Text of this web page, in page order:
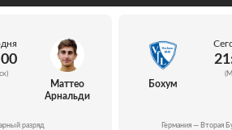
Маттео
Арнальди
разряд
Бохум
Германия — Вторая